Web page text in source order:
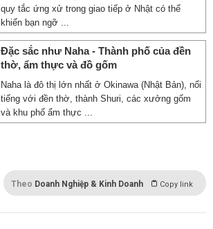
quy tắc ứng xử trong giao tiếp ở Nhật có thể
khiến bạn ngỡ ...
Đặc sắc như Naha - Thành phố của đền
thờ, ẩm thực và đồ gốm
Naha là đô thị lớn nhất ở Okinawa (Nhật Bản), nổi
tiếng với đền thờ, thành Shuri, các xưởng gốm
và khu phố ẩm thực ...
Theo Doanh Nghiệp & Kinh Doanh Copy link